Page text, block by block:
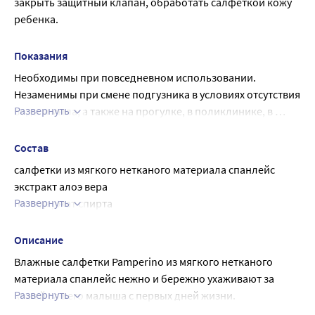
ребенка.
Показания
Необходимы при повседневном использовании.
Незаменимы при смене подгузника в условиях отсутствия
воды и мыла, а также на прогулке, в поликлинике, в
Развернуть
Состав
салфетки из мягкого нетканого материала спанлейс
экстракт алоэ вера
не содержат спирта
Развернуть
Описание
Влажные салфетки Pamperino из мягкого нетканого
материала спанлейс нежно и бережно ухаживают за
кожей вашего малыша с первых дней жизни.
Развернуть